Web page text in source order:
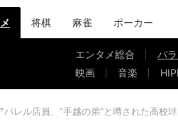
将棋 麻雀 ポーカー
エンタメ総合 バ
映画
音楽
レル店員、“手越の弟”と噂された高校